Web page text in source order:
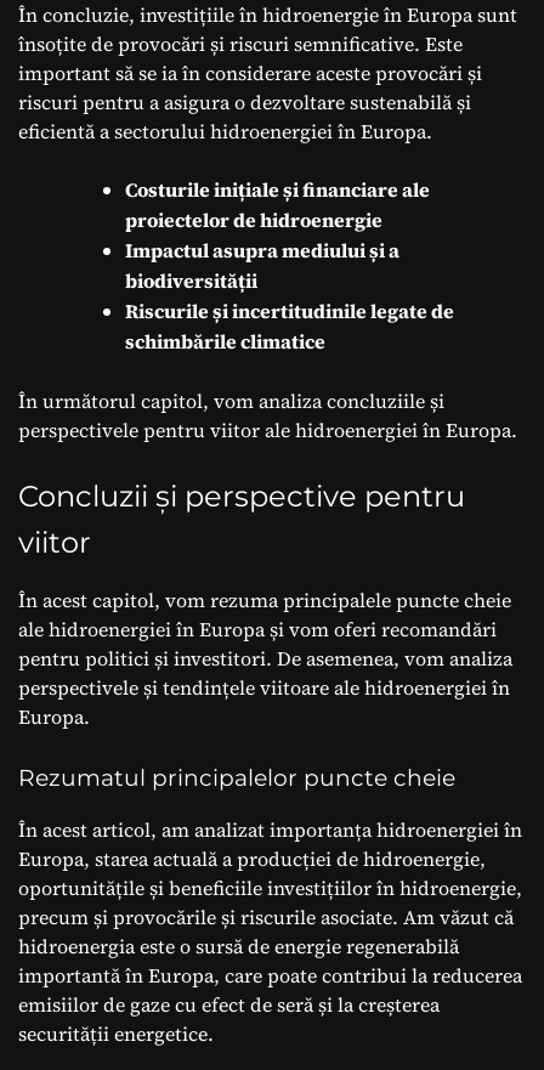
În concluzie, investițiile în hidroenergie în Europa sunt
însoțite de provocări și riscuri semnificative. Este
important să se ia în considerare aceste provocări și
riscuri pentru a asigura o dezvoltare sustenabilă și
eficientă a sectorului hidroenergiei în Europa.
Costurile inițiale și financiare ale
proiectelor de hidroenergie
Impactul asupra mediului și a
biodiversității
Riscurile și incertitudinile legate de
schimbările climatice
În următorul capitol, vom analiza concluziile și
perspectivele pentru viitor ale hidroenergiei în Europa.
Concluzii și perspective pentru
viitor
În acest capitol, vom rezuma principalele puncte cheie
ale hidroenergiei în Europa și vom oferi recomandări
pentru politici și investitori. De asemenea, vom analiza
perspectivele și tendințele viitoare ale hidroenergiei în
Europa.
Rezumatul principalelor puncte cheie
În acest articol, am analizat importanța hidroenergiei în
Europa, starea actuală a producției de hidroenergie,
oportunitățile și beneficiile investițiilor în hidroenergie,
precum și provocările și riscurile asociate. Am văzut că
hidroenergia este o sursă de energie regenerabilă
importantă în Europa, care poate contribui la reducerea
emisiilor de gaze cu efect de seră și la creșterea
securității energetice.